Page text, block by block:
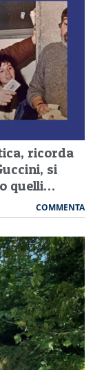
ricorda
si
quelli…
COMMENTA